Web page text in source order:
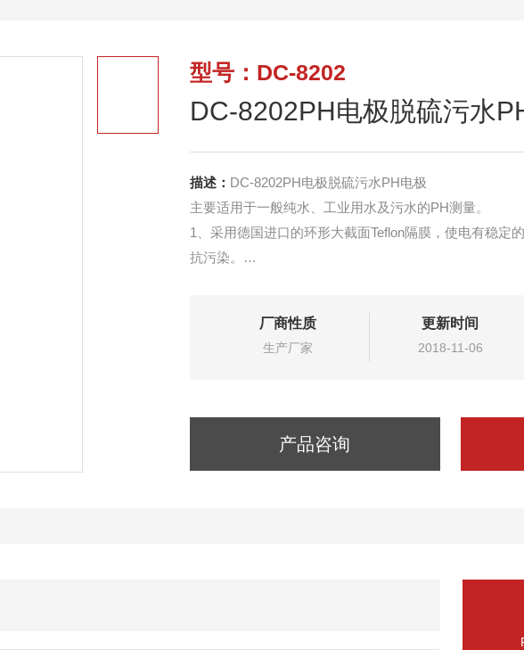
型号：DC-8202
DC-8202PH电极脱硫污水
描述： DC-8202PH电极脱硫污水PH电极
主要适用于一般纯水、工业用水及污水的PH测量。
1、采用德国进口的环形大截面Teflon隔膜，使电有稳定
抗污染。
3、PH范围0-14，温度范围0-
厂商性质
生产厂家
更新时间
2018-11-06
产品咨询